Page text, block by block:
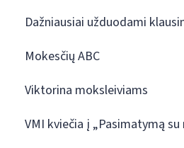
Dažniausiai užduodami
Mokesčių ABC
Viktorina moksleiviams
VMI kviečia į „Pasimatymą